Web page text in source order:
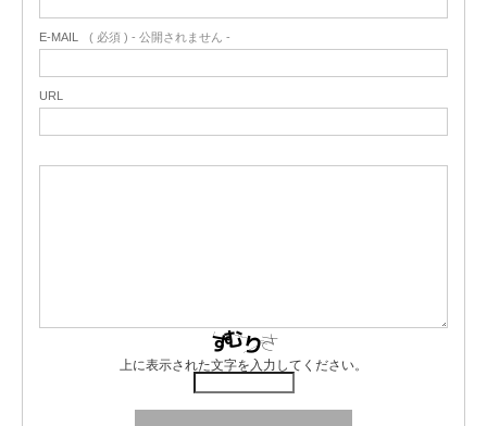
E-MAIL ( 必須 ) - 公開されません -
URL
上に表示された文字を入力してください。